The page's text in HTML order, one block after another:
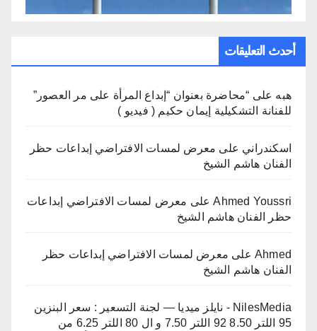
أحدث التعليقات
هبه على “محاضرة بعنوان “إبداع المرأة على مر العصور”
للفنانة التشكيلية إيمان حكيم ( فيديو )
اسكندراني على معرض لمسات الافتراضي إبداعات حظر
الفنان هاشم الشيخ
Ahmed Youssriعلى معرض لمسات الافتراضي إبداعات
حظر الفنان هاشم الشيخ
Ahmed على معرض لمسات الافتراضي إبداعات حظر
الفنان هاشم الشيخ
NilesMedia - نايلز ميديا — لجنة التسعير : سعر البنزين
95 اللتر 8.50 92 اللتر 7.50 و ال 80 اللتر 6.25 من